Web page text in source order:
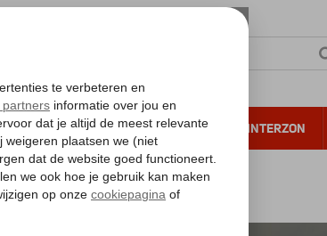
VERRE REIZEN ALL INCLUSIVE WINTERZON